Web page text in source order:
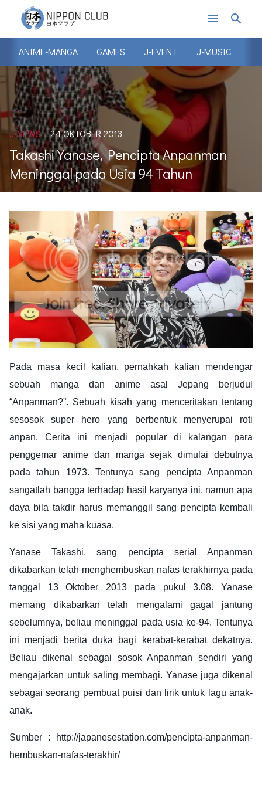
menu search
ANIME-MANGA GAMES J-EVENT J-MUSIC J-
J-NEWS 24 OKTOBER 2013
Takashi Yanase, Pencipta Anpanman
Meninggal pada Usia 94 Tahun
Pada masa kecil kalian, pernahkah kalian mendengar
sebuah manga dan anime asal Jepang berjudul
“Anpanman?”. Sebuah kisah yang menceritakan tentang
sesosok super hero yang berbentuk menyerupai roti
anpan. Cerita ini menjadi popular di kalangan para
penggemar anime dan manga sejak dimulai debutnya
pada tahun 1973. Tentunya sang pencipta Anpanman
sangatlah bangga terhadap hasil karyanya ini, namun apa
daya bila takdir harus memanggil sang pencipta kembali
ke sisi yang maha kuasa.
Yanase Takashi, sang pencipta serial Anpanman
dikabarkan telah menghembuskan nafas terakhirnya pada
tanggal 13 Oktober 2013 pada pukul 3.08. Yanase
memang dikabarkan telah mengalami gagal jantung
sebelumnya, beliau meninggal pada usia ke-94. Tentunya
ini menjadi berita duka bagi kerabat-kerabat dekatnya.
Beliau dikenal sebagai sosok Anpanman sendiri yang
mengajarkan untuk saling membagi. Yanase juga dikenal
sebagai seorang pembuat puisi dan lirik untuk lagu anak-
anak.
Sumber : http://japanesestation.com/pencipta-anpanman-
hembuskan-nafas-terakhir/